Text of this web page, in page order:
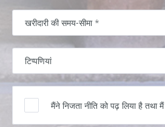
मैंने निजता नीति को पढ़ लिया है तथा मैं